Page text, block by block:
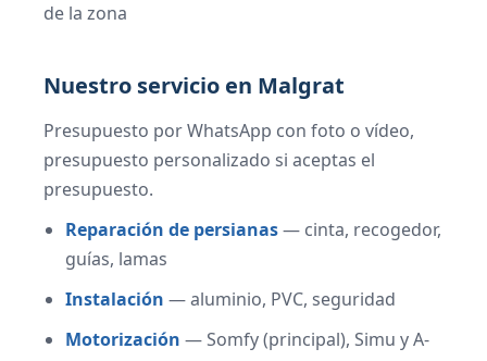
de la zona
Nuestro servicio en Malgrat
Presupuesto por WhatsApp con foto o vídeo,
presupuesto personalizado si aceptas el
presupuesto.
Reparación de persianas— cinta, recogedor,
guías, lamas
Instalación — aluminio, PVC, seguridad
Motorización — Somfy (principal), Simu y A-